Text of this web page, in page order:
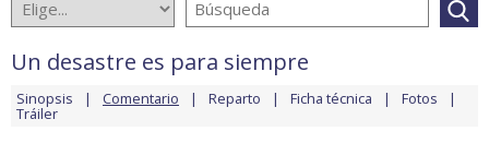
Un desastre es para siempre
Sinopsis Comentario Reparto Ficha técnica Fotos
Tráiler